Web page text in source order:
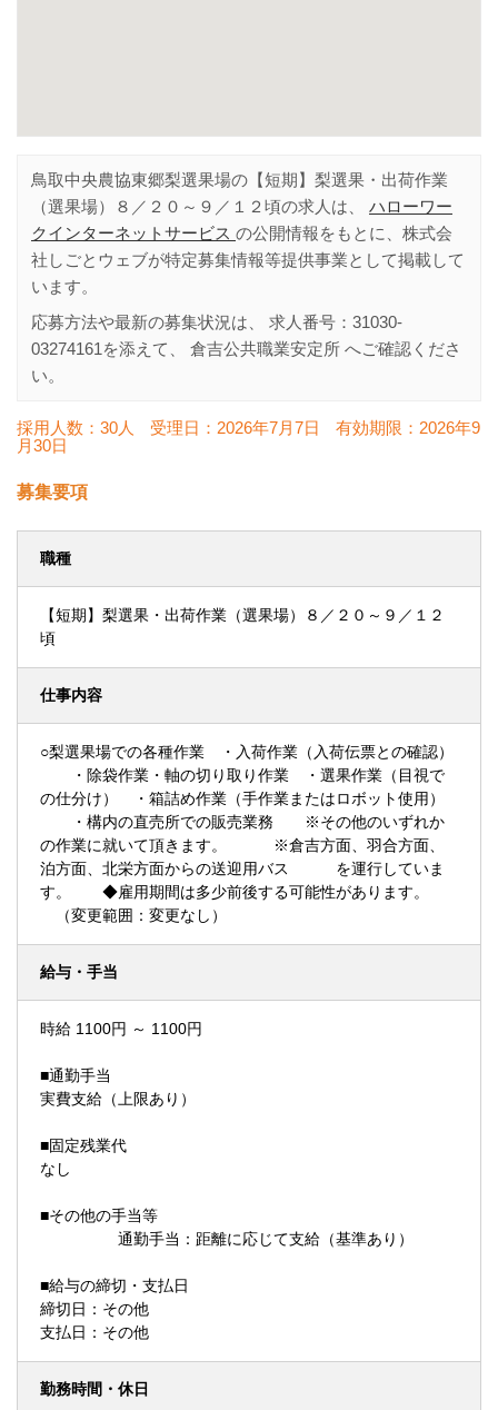
鳥取中央農協東郷梨選果場の【短期】梨選果・出荷作業
（選果場）８／２０～９／１２頃の求人は、 ハローワー
クインターネットサービス の公開情報をもとに、株式会
社しごとウェブが特定募集情報等提供事業として掲載して
います。
応募方法や最新の募集状況は、 求人番号： 31030-
03274161 を添えて、 倉吉公共職業安定所 へご確認くださ
い。
採用人数：30人 受理日： 2026年7月7日 有効期限： 2026年9
月30日
募集要項
職種
【短期】梨選果・出荷作業（選果場）８／２０～９／１２
頃
仕事内容
○梨選果場での各種作業 ・入荷作業（入荷伝票との確認）
・除袋作業・軸の切り取り作業 ・選果作業（目視で
の仕分け） ・箱詰め作業（手作業またはロボット使用）
・構内の直売所での販売業務 ※その他のいずれか
の作業に就いて頂きます。 ※倉吉方面、羽合方面、
泊方面、北栄方面からの送迎用バス を運行していま
す。 ◆雇用期間は多少前後する可能性があります。
（変更範囲：変更なし）
給与・手当
時給 1100円 ～ 1100円
■通勤手当
実費支給（上限あり）
■固定残業代
なし
■その他の手当等
通勤手当：距離に応じて支給（基準あり）
■給与の締切・支払日
締切日：その他
支払日：その他
勤務時間・休日